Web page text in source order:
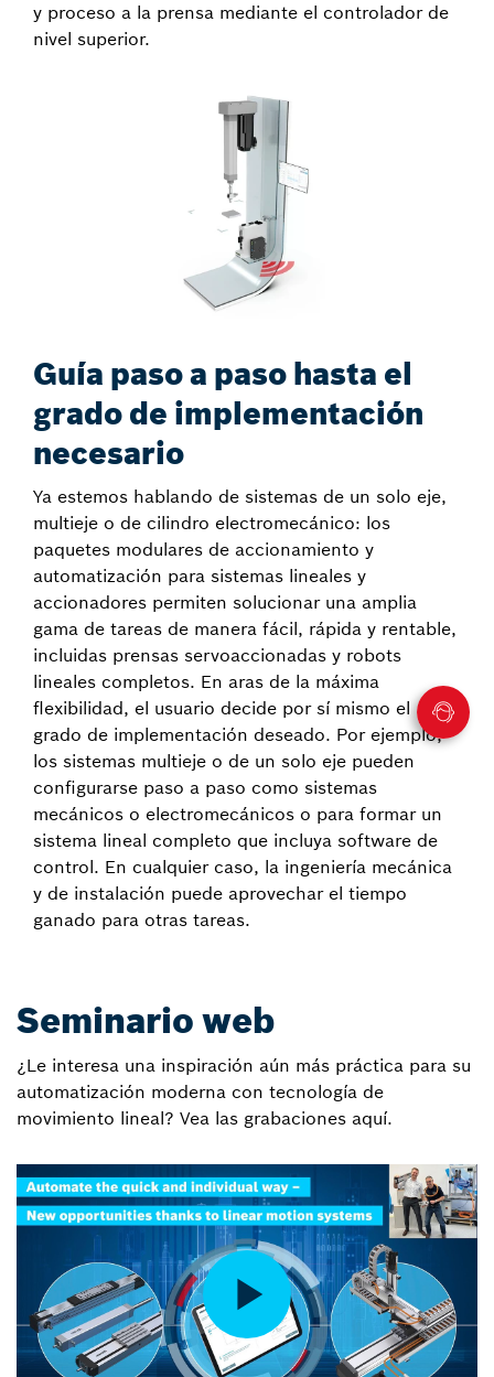
y proceso a la prensa mediante el controlador de
nivel superior.
Guía paso a paso hasta el
grado de implementación
necesario
Ya estemos hablando de sistemas de un solo eje,
multieje o de cilindro electromecánico: los
paquetes modulares de accionamiento y
automatización para sistemas lineales y
accionadores permiten solucionar una amplia
gama de tareas de manera fácil, rápida y rentable,
incluidas prensas servoaccionadas y robots
lineales completos. En aras de la máxima
flexibilidad, el usuario decide por sí mismo el
grado de implementación deseado. Por ejemplo,
los sistemas multieje o de un solo eje pueden
configurarse paso a paso como sistemas
mecánicos o electromecánicos o para formar un
sistema lineal completo que incluya software de
control. En cualquier caso, la ingeniería mecánica
y de instalación puede aprovechar el tiempo
ganado para otras tareas.
Seminario web
¿Le interesa una inspiración aún más práctica para su
automatización moderna con tecnología de
movimiento lineal? Vea las grabaciones aquí.